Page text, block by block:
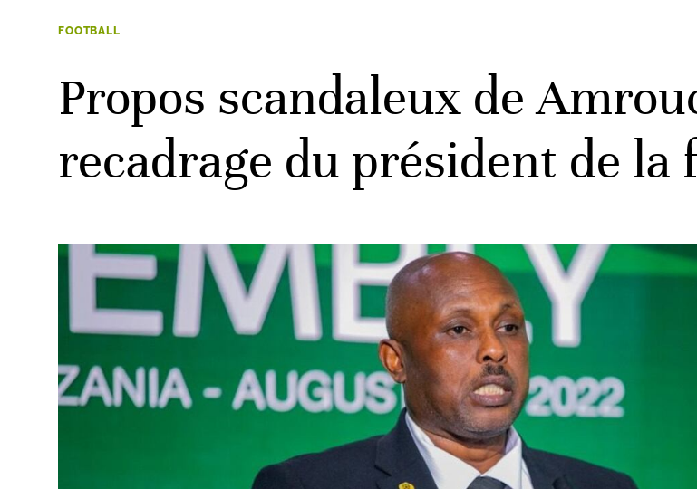
FOOTBALL
Propos scandaleux de
recadrage du président de la